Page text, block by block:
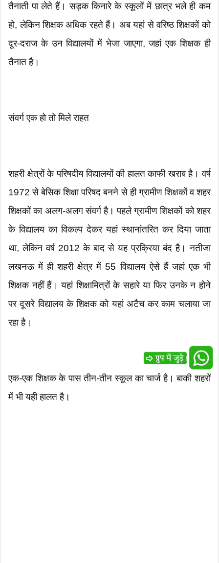
तैनाती पा लेते हैं। सड़क किनारे के स्कूलों में छात्र भले ही कम
हो, लेकिन शिक्षक अधिक रहते हैं। अब यहां से वरिष्ठ शिक्षकों को
दूर-दराज के उन विद्यालयों में भेजा जाएगा, जहां एक शिक्षक ही
तैनात है।
संवर्ग एक हो तो मिले राहत
शहरी क्षेत्रों के परिषदीय विद्यालयों की हालत काफी खराब है। वर्ष
1972 से बेसिक शिक्षा परिषद बनने से ही ग्रामीण शिक्षकों व शहर
शिक्षकों का अलग-अलग संवर्ग है। पहले ग्रामीण शिक्षकों को शहर
के विद्यालय का विकल्प देकर यहां स्थानांतरित कर दिया जाता
था, लेकिन वर्ष 2012 के बाद से यह प्रक्रिया बंद है। नतीजा
लखनऊ में ही शहरी क्षेत्र में 55 विद्यालय ऐसे हैं जहां एक भी
शिक्षक नहीं हैं। यहां शिक्षामित्रों के सहारे या फिर उनके न होने
पर दूसरे विद्यालय के शिक्षक को यहां अटैच कर काम चलाया जा
रहा है।
एक-एक शिक्षक के पास तीन-तीन स्कूल का चार्ज है। बाकी शहरों
में भी यही हालत है।